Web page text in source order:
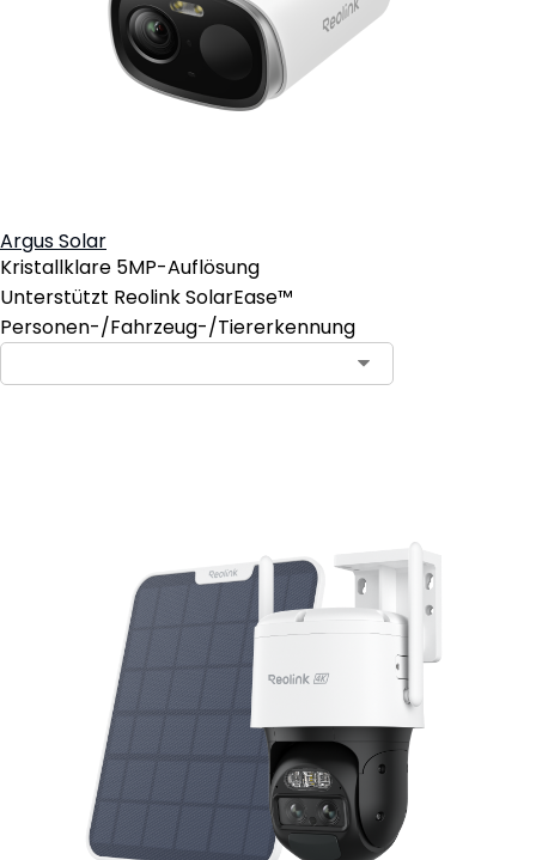
Argus Solar
Kristallklare 5MP-Auflösung
Unterstützt Reolink SolarEase™
Personen-/Fahrzeug-/Tiererkennung